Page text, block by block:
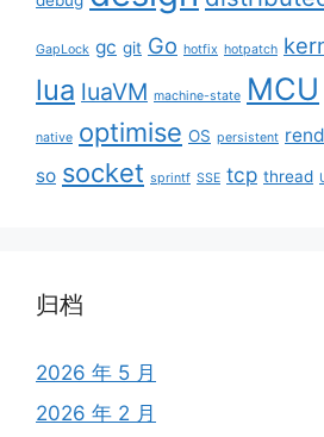
GapLock gc git Go hotfix hotpatch
lua luaVM machine-state MCU
native optimise OS persistent
so socket sprintf SSE tcp thread
归档
2026 年 5 月
2026 年 2 月